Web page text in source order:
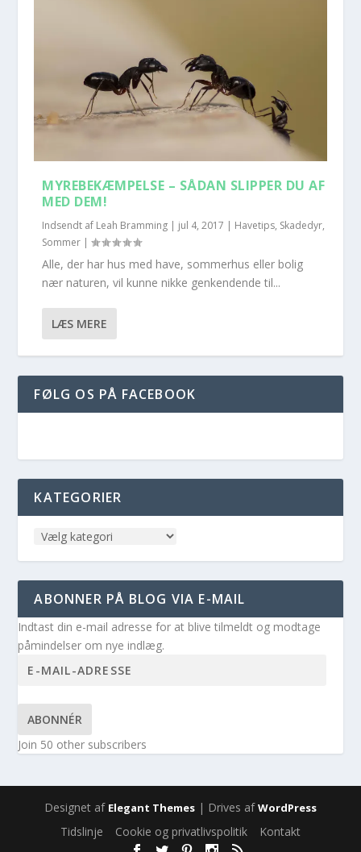
MYREBEKÆMPELSE – SÅDAN SLIPPER DU AF
MED DEM!
Indsendt af Leah Bramming | jul 4, 2017 | Havetips, Skadedyr,
Sommer |
Alle, der har hus med have, sommerhus eller bolig
nær naturen, vil kunne nikke genkendende til...
LÆS MERE
FØLG OS PÅ FACEBOOK
KATEGORIER
ABONNER PÅ BLOG VIA E-MAIL
Indtast din e-mail adresse for at blive tilmeldt og modtage
påmindelser om nye indlæg.
ABONNÉR
Join 50 other subscribers
Designet af Elegant Themes | Drives afWordPress
Tidslinje Cookie og privatlivspolitik Kontakt